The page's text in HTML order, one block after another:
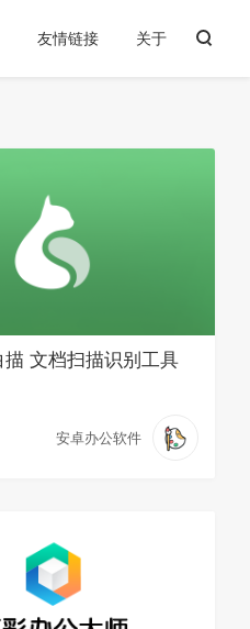
友情链接 关于
文档扫描识别工具
安卓办公软件